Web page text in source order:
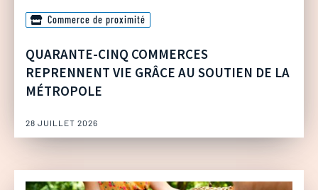
Commerce de proximité
QUARANTE-CINQ COMMERCES
REPRENNENT VIE GRÂCE AU SOUTIEN DE LA
MÉTROPOLE
28 JUILLET 2026